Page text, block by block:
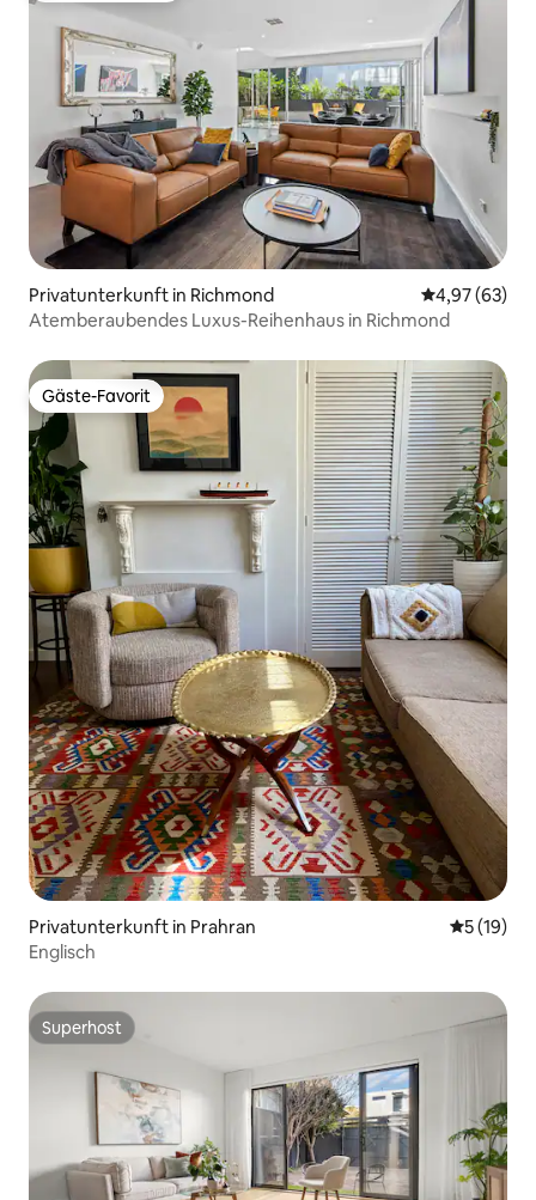
Privatunterkunft in Richmond
4,97 (63)
Atemberaubendes Luxus-Reihenhaus in Richmond
Gäste-Favorit
Gäste-Favorit
Privatunterkunft in Prahran
5 (19)
Englisch
Superhost
Superhost